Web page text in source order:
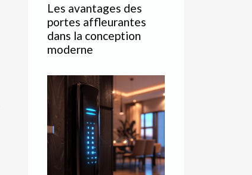
Les avantages des
portes affleurantes
dans la conception
moderne